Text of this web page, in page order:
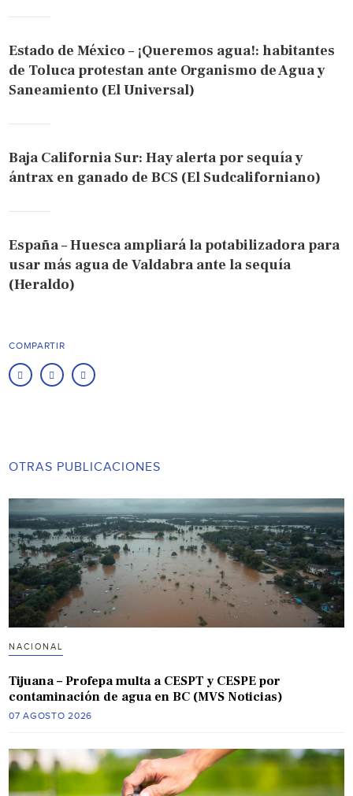
Estado de México – ¡Queremos agua!: habitantes
de Toluca protestan ante Organismo de Agua y
Saneamiento (El Universal)
Baja California Sur: Hay alerta por sequía y
ántrax en ganado de BCS (El Sudcaliforniano)
España – Huesca ampliará la potabilizadora para
usar más agua de Valdabra ante la sequía
(Heraldo)
COMPARTIR
OTRAS PUBLICACIONES
NACIONAL
Tijuana – Profepa multa a CESPT y CESPE por
contaminación de agua en BC (MVS Noticias)
07 AGOSTO 2026